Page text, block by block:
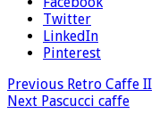
Twitter
LinkedIn
Pinterest
Previous Retro Caffe II
Next Pascucci caffe